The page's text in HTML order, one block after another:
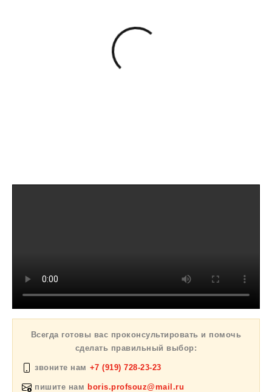
Всегда готовы вас проконсультировать и помочь
сделать правильный выбор:
звоните нам +7 (919) 728-23-23
пишите нам boris.profsouz@mail.ru